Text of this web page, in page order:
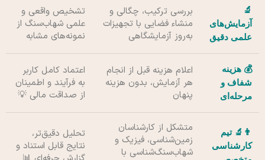
🔬
آزمایش‌های
علمی دقیق
بررسی ترکیب، چگالی و
منشاء فضایی با تجهیزات
به‌روز آزمایشگاهی
تشخیص واقعی و
علمی شهاب‌سنگ از
نمونه‌های مشابه
💰 هزینه
شفاف و
مرحله‌ای
اعلام هزینه قبل از انجام
هر آزمایش، بدون هزینه
پنهان
اعتماد کامل کاربر
به فرآیند و اطمینان
از صداقت مالی 💡
👨‍🔬 تیم
کارشناسی
متشکل از کارشناسان
زمین‌شناسی، فیزیک و
شهاب‌سنگ‌شناسی با
تحلیل دقیق‌تر،
نتایج قابل استناد و